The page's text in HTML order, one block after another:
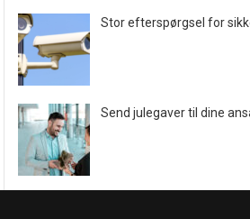
Stor efterspørgsel for
Send julegaver til dine